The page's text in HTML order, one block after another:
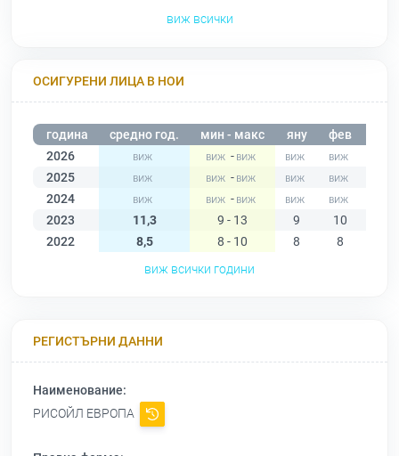
виж всички
ОСИГУРЕНИ ЛИЦА В НОИ
година средно год. мин - макс яну фев
2026
-
2025
-
2024
-
2023
11,3 9 - 13 9 10
2022
8,5 8 - 10 8 8
виж всички години
РЕГИСТЪРНИ ДАННИ
Наименование:
РИСОЙЛ ЕВРОПА